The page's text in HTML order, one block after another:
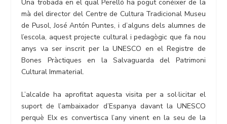
Una trobada en el qual Perelló ha pogut conéixer de la
mà del director del Centre de Cultura Tradicional Museu
de Pusol, José Antón Puntes, i d’alguns dels alumnes de
l’escola, aquest projecte cultural i pedagògic que fa nou
anys va ser inscrit per la UNESCO en el Registre de
Bones Pràctiques en la Salvaguarda del Patrimoni
Cultural Immaterial.
L’alcalde ha aprofitat aquesta visita per a sol·licitar el
suport de l’ambaixador d’Espanya davant la UNESCO
perquè Elx es convertisca l’any vinent en la seu de la